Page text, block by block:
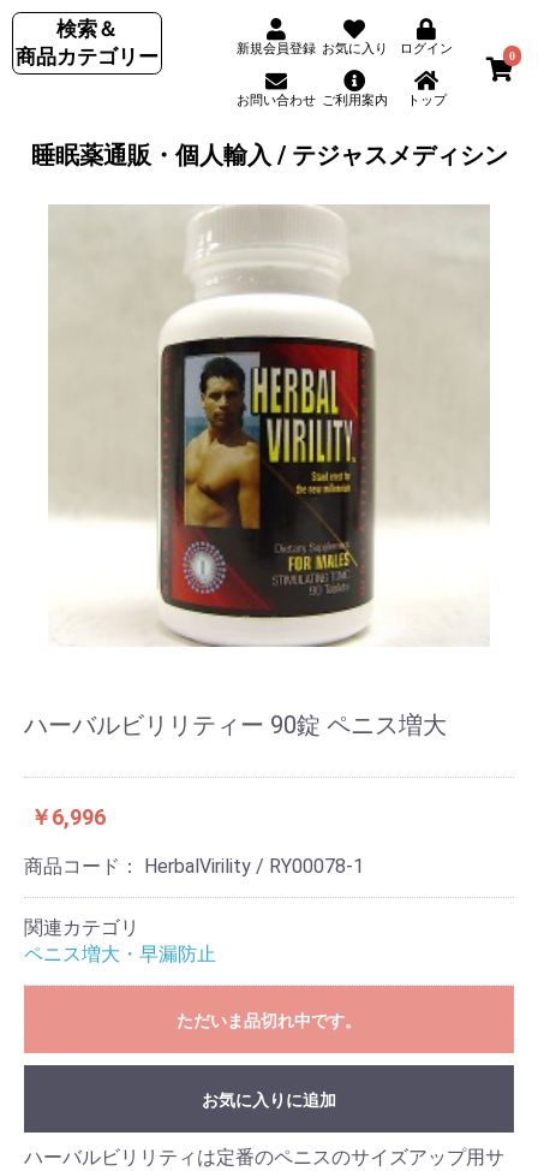
検索＆
商品カテゴリー
新規会員登録 お気に入り ログイン
お問い合わせ ご利用案内 トップ
0
睡眠薬通販・個人輸入 / テジャスメディシン
ハーバルビリリティー 90錠 ペニス増大
￥6,996
商品コード： HerbalVirility / RY00078-1
関連カテゴリ
ペニス増大・早漏防止
ただいま品切れ中です。
お気に入りに追加
ハーバルビリリティは定番のペニスのサイズアップ用サ